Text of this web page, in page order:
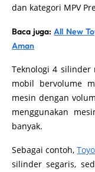
dan kategori MPV
Baca juga:All New
Aman
Teknologi 4
mobil bervolume
mesin dengan
menggunakan
banyak.
Sebagai contoh,
silinder segaris,